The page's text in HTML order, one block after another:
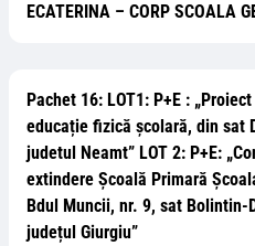
ECATERINA – CORP SCOALA
Pachet 16: LOT1: P+E :
educație fizică școlară, din sat
judetul Neamt” LOT 2: P+E:
extindere Școală Primară
Bdul Muncii, nr. 9, sat Bolintin-
județul Giurgiu”